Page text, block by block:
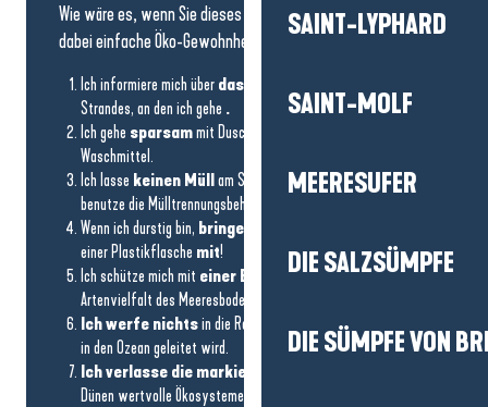
SAINT-LYPHARD
SAINT-MOLF
MEERESUFER
DIE SALZSÜMPFE
DIE SÜMPFE VON
Wie wäre es, wenn Sie dieses Mal an den Strand gehen und
dabei einfache Öko-Gewohnheiten anwenden?
Ich informiere mich über das Umweltengagement
Strandes, an den ich gehe .
Ich gehe sparsammit Duschwasser um und verbiete
Waschmittel.
Ich lasse keinen Müllam Strand liegen, sammle ihn auf und
benutze die Mülltrennungsbehälter.
Wenn ich durstig bin, bringe ich meine
einer Plastikflasche mit!
Ich schütze mich mit einer Bio-Sonnencreme, um die
Artenvielfalt des Meeresbodens zu erhalten.
Ich werfe nichtsin die Regenwassergitter, da sonst alles
in den Ozean geleitet wird.
Ich verlasse die markierten Wege nicht
Dünen wertvolle Ökosysteme darstellen.